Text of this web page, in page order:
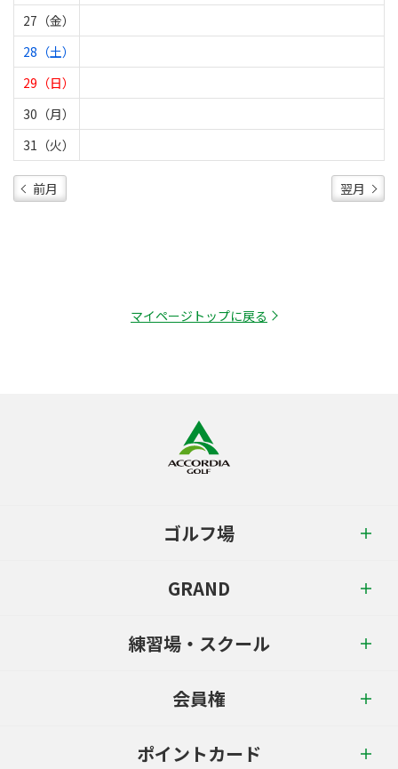
27（金）
28（土）
29（日）
30（月）
31（火）
前月 翌月
マイページトップに戻る
ゴルフ場
GRAND
練習場・スクール
会員権
ポイントカード